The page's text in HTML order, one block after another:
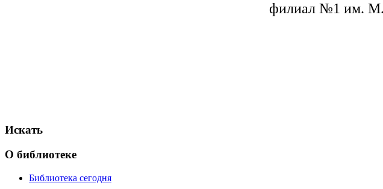
филиал №1 им.
Искать
О библиотеке
Библиотека сегодня